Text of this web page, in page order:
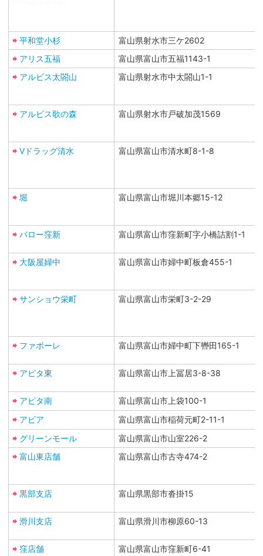
平和堂小杉
富山県射水市三ケ2602
アリス五福
富山県富山市五福1143-1
アルビス太閤山
富山県射水市中太閤山1-1
アルビス歌の森 富山県射水市戸破加茂1569
Vドラッグ清水 富山県富山市清水町8-1-8
堀 富山県富山市堀川本郷15-12
バロー窪新 富山県富山市窪新町字小橋詰割1-1
大阪屋婦中 富山県富山市婦中町板倉455-1
サンショウ栄町 富山県富山市栄町3-2-29
ファボーレ 富山県富山市婦中町下轡田165-1
アピタ東 富山県富山市上冨居3-8-38
アピタ南
富山県富山市上袋100-1
アピア
富山県富山市稲荷元町2-11-1
グリーンモール
富山県富山市山室226-2
富山東店舗
富山県富山市古寺474-2
黒部支店 富山県黒部市沓掛15
滑川支店 富山県滑川市柳原60-13
窪店舗 富山県富山市窪新町6-41